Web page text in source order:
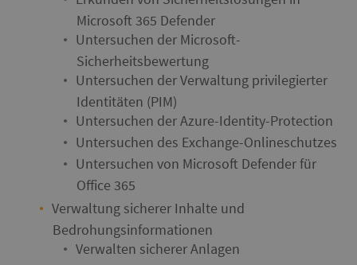
Microsoft 365 Defender
Untersuchen der Microsoft-
Sicherheitsbewertung
Untersuchen der Verwaltung privilegierter
Identitäten (PIM)
Untersuchen der Azure-Identity-Protection
Untersuchen des Exchange-Onlineschutzes
Untersuchen von Microsoft Defender für
Office 365
Verwaltung sicherer Inhalte und
Bedrohungsinformationen
Verwalten sicherer Anlagen